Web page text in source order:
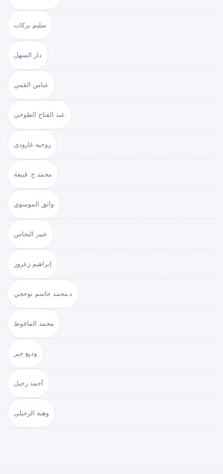
سليم بركات
دار المنهل
عباس القمي
عبد الفتاح الطوخي
روجيه غارودي
محمد ج. قبيعة
واثق الموسوي
عبير النحاس
إبراهيم زعرور
د.محمد جاسم بوحجي
محمد الماغوط
وديع جبر
أحمد رحيل
وهبة الزحيلي